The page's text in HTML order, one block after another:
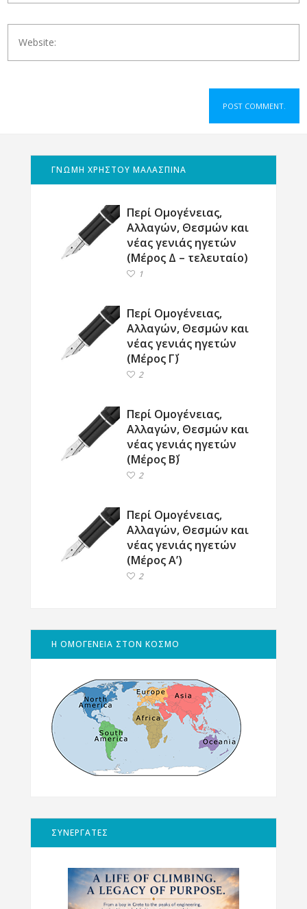
ΓΝΩΜΗ ΧΡΗΣΤΟΥ ΜΑΛΑΣΠΙΝΑ
Περί Ομογένειας,
Αλλαγών, Θεσμών και
νέας γενιάς ηγετών
(Μέρος Δ – τελευταίο)
1
Περί Ομογένειας,
Αλλαγών, Θεσμών και
νέας γενιάς ηγετών
(Μέρος Γ΄)
2
Περί Ομογένειας,
Αλλαγών, Θεσμών και
νέας γενιάς ηγετών
(Μέρος Β΄)
2
Περί Ομογένειας,
Αλλαγών, Θεσμών και
νέας γενιάς ηγετών
(Μέρος Α’)
2
Η ΟΜΟΓΕΝΕΙΑ ΣΤΟΝ ΚΟΣΜΟ
ΣΥΝΕΡΓΑΤΕΣ